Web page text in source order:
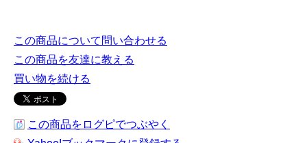
この商品について問い合わせる
この商品を友達に教える
買い物を続ける
この商品をログピでつぶやく